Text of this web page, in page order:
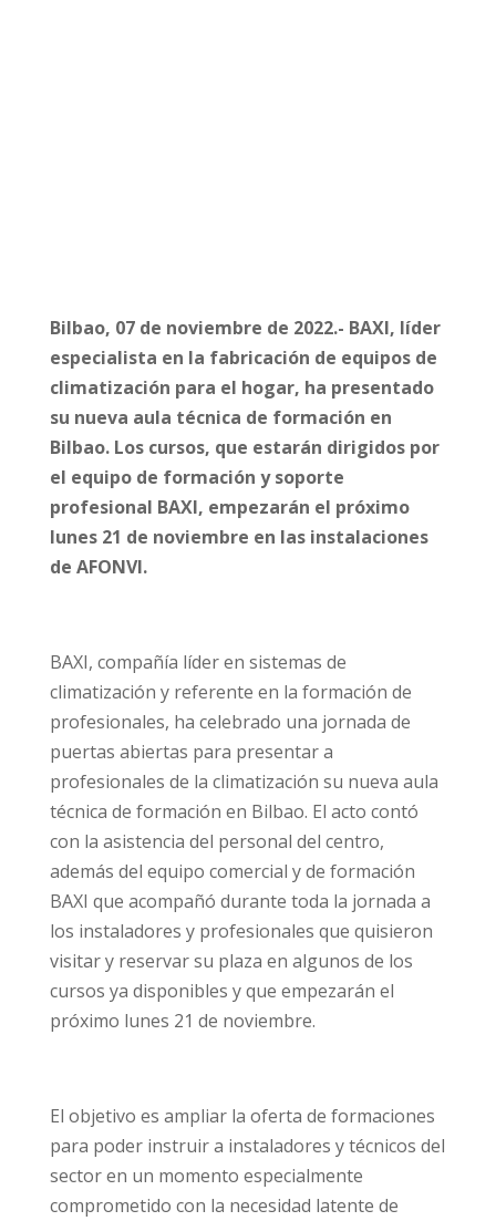
Bilbao, 07 de noviembre de 2022.- BAXI, líder
especialista en la fabricación de equipos de
climatización para el hogar, ha presentado
su nueva aula técnica de formación en
Bilbao. Los cursos, que estarán dirigidos por
el equipo de formación y soporte
profesional BAXI, empezarán el próximo
lunes 21 de noviembre en las instalaciones
de AFONVI.
BAXI, compañía líder en sistemas de
climatización y referente en la formación de
profesionales, ha celebrado una jornada de
puertas abiertas para presentar a
profesionales de la climatización su nueva aula
técnica de formación en Bilbao. El acto contó
con la asistencia del personal del centro,
además del equipo comercial y de formación
BAXI que acompañó durante toda la jornada a
los instaladores y profesionales que quisieron
visitar y reservar su plaza en algunos de los
cursos ya disponibles y que empezarán el
próximo lunes 21 de noviembre.
El objetivo es ampliar la oferta de formaciones
para poder instruir a instaladores y técnicos del
sector en un momento especialmente
comprometido con la necesidad latente de